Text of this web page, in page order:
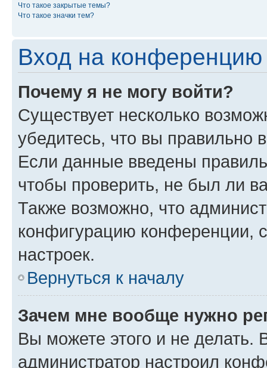
Что такое закрытые темы?
Что такое значки тем?
Вход на конференцию
Почему я не могу войти?
Существует несколько
убедитесь, что вы правильно
Если данные введены
чтобы проверить, не был ли
Также возможно, что
конфигурацию конференции,
настроек.
Вернуться к началу
Зачем мне вообще нужно
Вы можете этого и не делать.
администратор настроил